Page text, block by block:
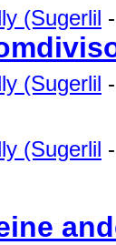
(Sugerlil
(Sugerlil
(Sugerlil